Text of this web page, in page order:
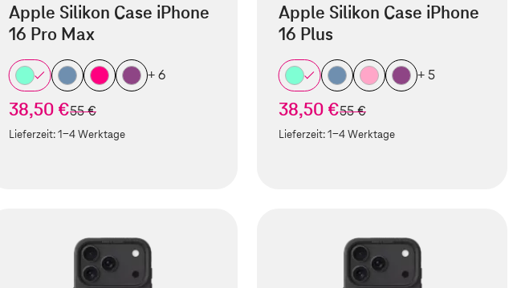
Apple Silikon Case iPhone
16 Pro Max
+ 6
38,50 €statt
55 €
Lieferzeit:1-4 Werktage
Apple Silikon Case iPhone
16 Plus
+ 5
38,50 €statt
55 €
Lieferzeit:1-4 Werktage